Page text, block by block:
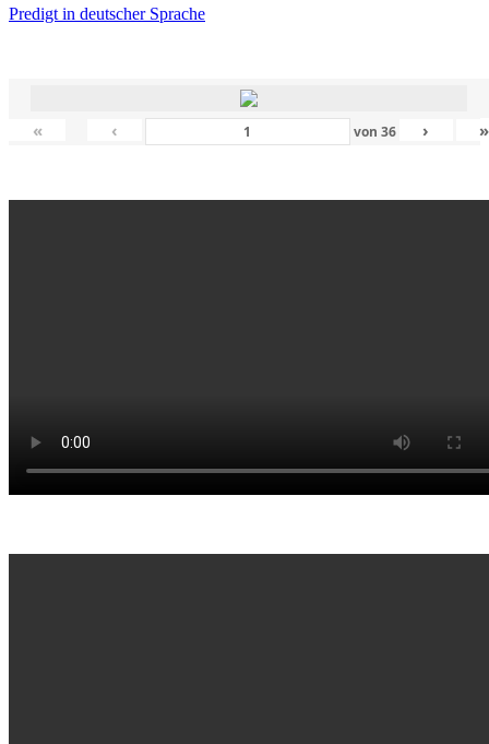
Predigt in deutscher Sprache
« ‹ von 36 › »